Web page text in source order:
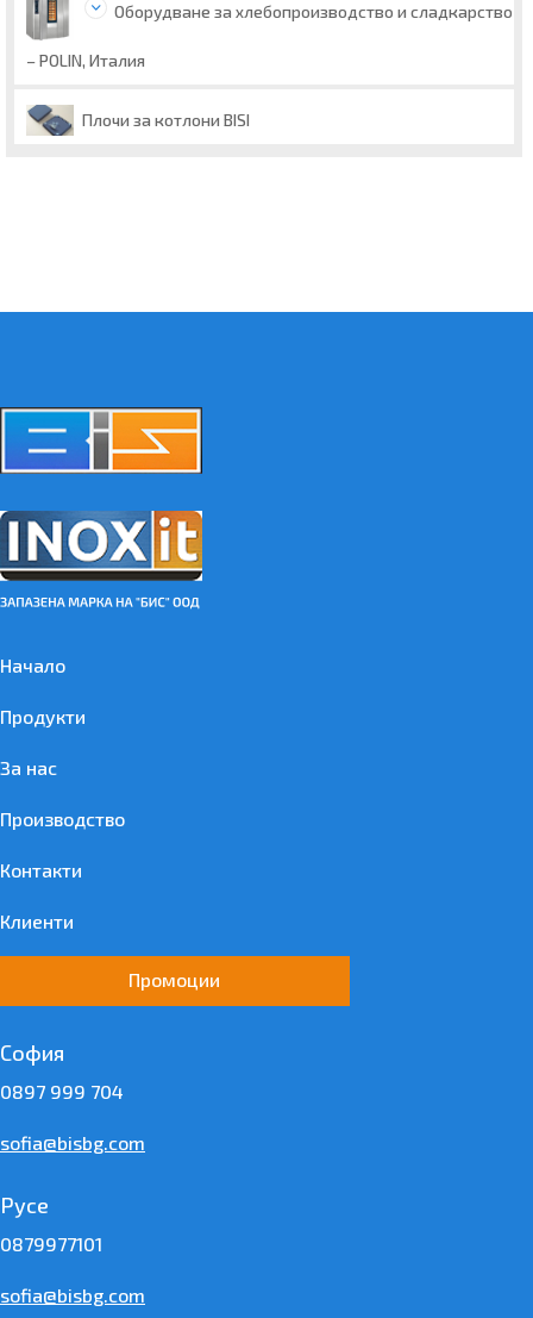
Оборудване за хлебопроизводство и сладкарство
– POLIN, Италия
Плочи за котлони BISI
Начало
Продукти
За нас
Производство
Контакти
Клиенти
Промоции
София
0897 999 704
sofia@bisbg.com
Русе
0879977101
sofia@bisbg.com